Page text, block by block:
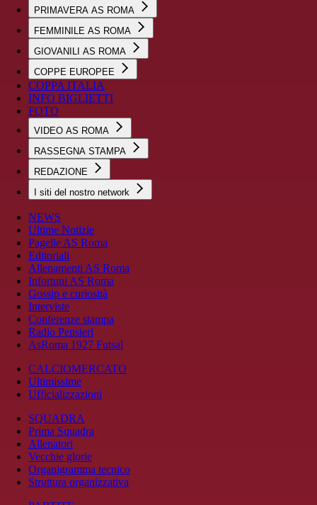
PRIMAVERA AS ROMA
FEMMINILE AS ROMA
GIOVANILI AS ROMA
COPPE EUROPEE
COPPA ITALIA
INFO BIGLIETTI
FOTO
VIDEO AS ROMA
RASSEGNA STAMPA
REDAZIONE
I siti del nostro network
NEWS
Ultime Notizie
Pagelle AS Roma
Editoriali
Allenamenti AS Roma
Infortuni AS Roma
Gossip e curiosità
Interviste
Conferenze stampa
Radio Pensieri
AsRoma 1927 Futsal
CALCIOMERCATO
Ultimissime
Ufficializzazioni
SQUADRA
Prima Squadra
Allenatori
Vecchie glorie
Organigramma tecnico
Struttura organizzativa